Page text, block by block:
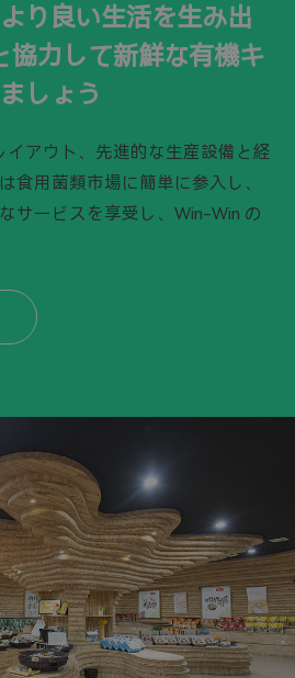
り良い生活を生み出
協力して新鮮な有機キ
しょう
イアウト、先進的な生産設備と経
食用菌類市場に簡単に参入し、
サービスを享受し、Win-Win の